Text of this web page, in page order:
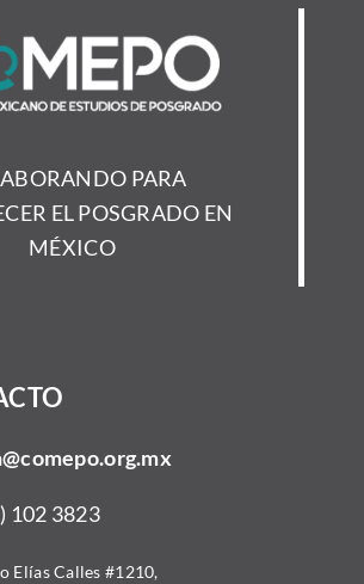
PARA
EL POSGRADO EN
MÉXICO
102 3823
Elías Calles #1210,